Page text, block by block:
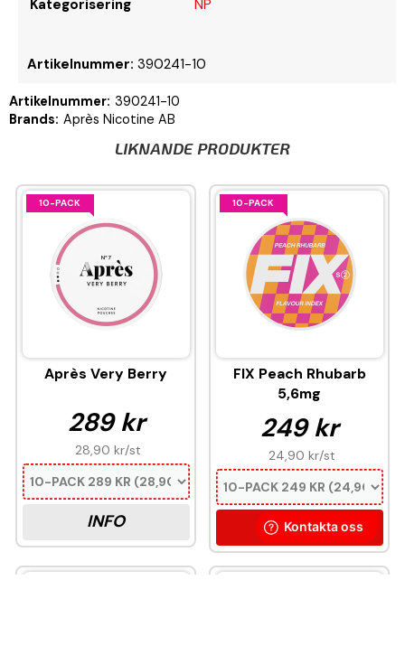
Kategorisering
NP
Artikelnummer: 390241-10
Artikelnummer: 390241-10
Brands: Après Nicotine AB
LIKNANDE PRODUKTER
10-PACK
Après Very Berry
289 kr
28,90 kr/st
INFO
10-PACK
FIX Peach Rhubarb
5,6mg
249 kr
24,90 kr/st
KÖP